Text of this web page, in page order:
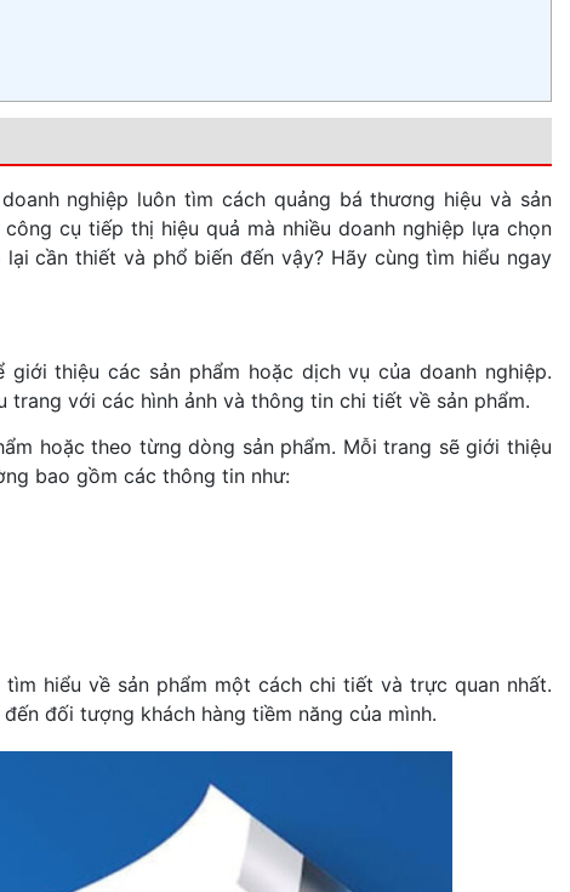
nghiệp luôn tìm cách quảng bá thương hiệu và sản
cụ tiếp thị hiệu quả mà nhiều doanh nghiệp lựa chọn
cần thiết và phổ biến đến vậy? Hãy cùng tìm hiểu ngay
thiệu các sản phẩm hoặc dịch vụ của doanh nghiệp.
với các hình ảnh và thông tin chi tiết về sản phẩm.
hoặc theo từng dòng sản phẩm. Mỗi trang sẽ giới thiệu
bao gồm các thông tin như:
hiểu về sản phẩm một cách chi tiết và trực quan nhất.
đối tượng khách hàng tiềm năng của mình.